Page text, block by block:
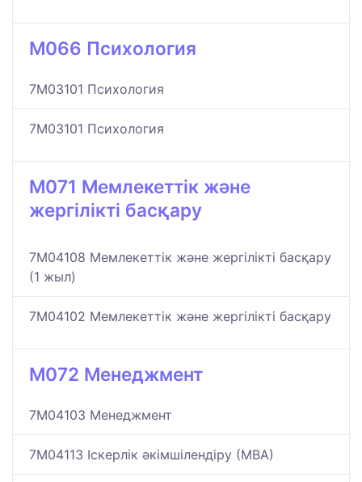
M066 Психология
7M03101 Психология
7M03101 Психология
M071 Мемлекеттік және
жергілікті басқару
7M04108 Мемлекеттік және жергілікті басқару
(1 жыл)
7M04102 Мемлекеттік және жергілікті басқару
M072 Менеджмент
7M04103 Менеджмент
7M04113 Іскерлік әкімшілендіру (МВА)